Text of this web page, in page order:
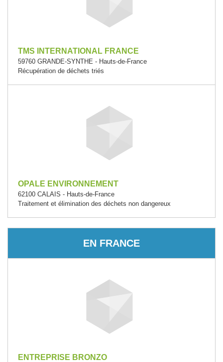
TMS INTERNATIONAL FRANCE
59760 GRANDE-SYNTHE - Hauts-de-France
Récupération de déchets triés
OPALE ENVIRONNEMENT
62100 CALAIS - Hauts-de-France
Traitement et élimination des déchets non dangereux
EN FRANCE
ENTREPRISE BRONZO